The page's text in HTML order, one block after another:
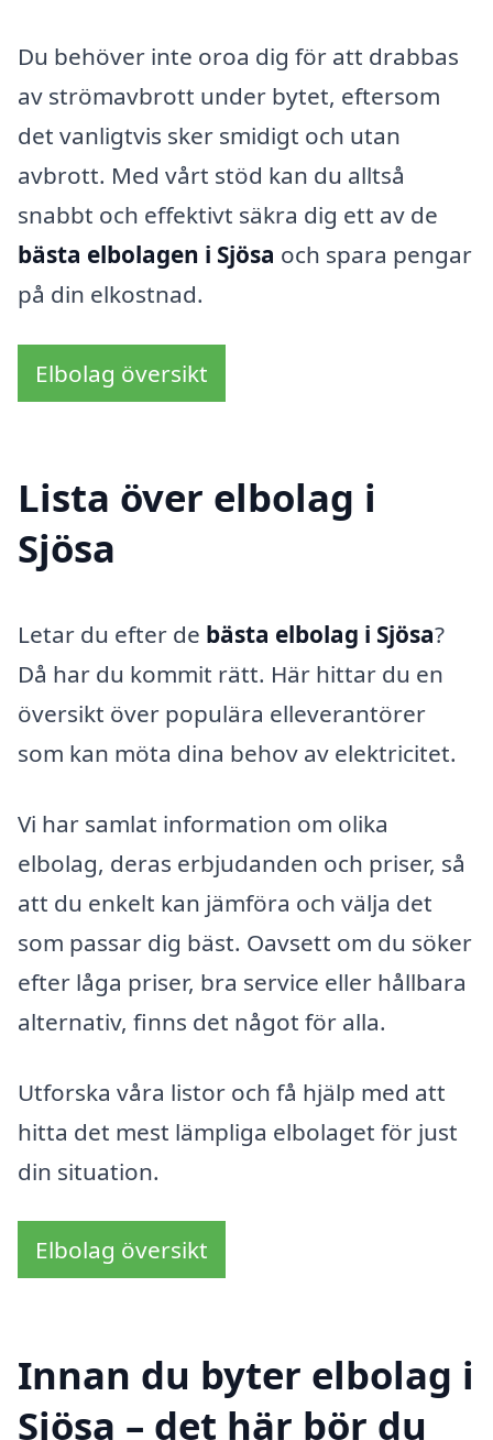
Du behöver inte oroa dig för att drabbas
av strömavbrott under bytet, eftersom
det vanligtvis sker smidigt och utan
avbrott. Med vårt stöd kan du alltså
snabbt och effektivt säkra dig ett av de
bästa elbolagen i Sjösa och spara pengar
på din elkostnad.
Elbolag översikt
Lista över elbolag i
Sjösa
Letar du efter de bästa elbolag i Sjösa?
Då har du kommit rätt. Här hittar du en
översikt över populära elleverantörer
som kan möta dina behov av elektricitet.
Vi har samlat information om olika
elbolag, deras erbjudanden och priser, så
att du enkelt kan jämföra och välja det
som passar dig bäst. Oavsett om du söker
efter låga priser, bra service eller hållbara
alternativ, finns det något för alla.
Utforska våra listor och få hjälp med att
hitta det mest lämpliga elbolaget för just
din situation.
Elbolag översikt
Innan du byter elbolag i
Sjösa – det här bör du